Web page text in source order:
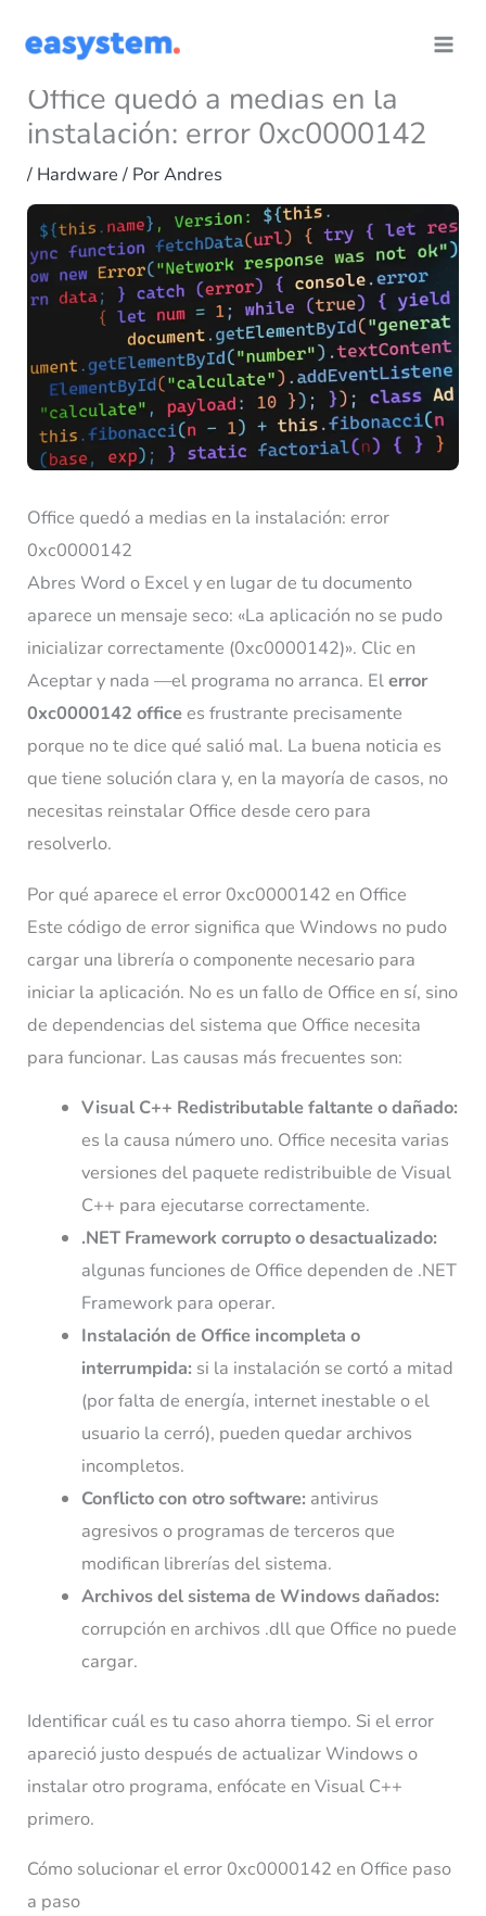
Office quedó a medias en la
instalación: error 0xc0000142
/ Hardware / PorAndres
Office quedó a medias en la instalación: error
0xc0000142
Abres Word o Excel y en lugar de tu documento
aparece un mensaje seco: «La aplicación no se pudo
inicializar correctamente (0xc0000142)». Clic en
Aceptar y nada —el programa no arranca. Elerror
0xc0000142 officees frustrante precisamente
porque no te dice qué salió mal. La buena noticia es
que tiene solución clara y, en la mayoría de casos, no
necesitas reinstalar Office desde cero para
resolverlo.
Por qué aparece el error 0xc0000142 en Office
Este código de error significa que Windows no pudo
cargar una librería o componente necesario para
iniciar la aplicación. No es un fallo de Office en sí, sino
de dependencias del sistema que Office necesita
para funcionar. Las causas más frecuentes son:
Visual C++ Redistributable faltante o dañado:
es la causa número uno. Office necesita varias
versiones del paquete redistribuible de Visual
C++ para ejecutarse correctamente.
.NET Framework corrupto o desactualizado:
algunas funciones de Office dependen de .NET
Framework para operar.
Instalación de Office incompleta o
interrumpida: si la instalación se cortó a mitad
(por falta de energía, internet inestable o el
usuario la cerró), pueden quedar archivos
incompletos.
Conflicto con otro software: antivirus
agresivos o programas de terceros que
modifican librerías del sistema.
Archivos del sistema de Windows dañados:
corrupción en archivos .dll que Office no puede
cargar.
Identificar cuál es tu caso ahorra tiempo. Si el error
apareció justo después de actualizar Windows o
instalar otro programa, enfócate en Visual C++
primero.
Cómo solucionar el error 0xc0000142 en Office paso
a paso